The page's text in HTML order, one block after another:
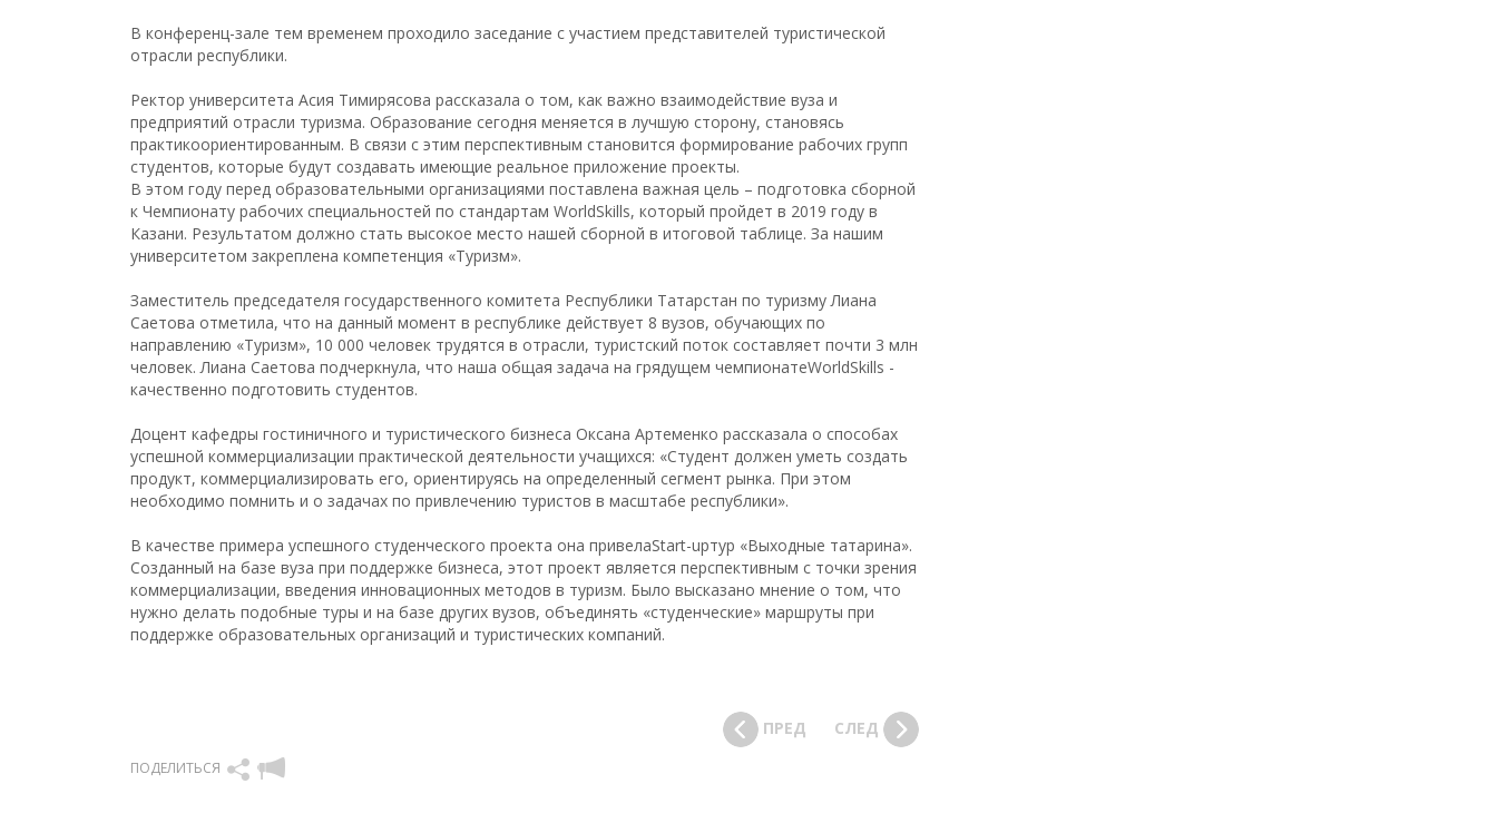
В конференц-зале тем временем проходило заседание с участием представителей туристической
отрасли республики.
Ректор университета Асия Тимирясова рассказала о том, как важно взаимодействие вуза и
предприятий отрасли туризма. Образование сегодня меняется в лучшую сторону, становясь
практикоориентированным. В связи с этим перспективным становится формирование рабочих групп
студентов, которые будут создавать имеющие реальное приложение проекты.
В этом году перед образовательными организациями поставлена важная цель – подготовка сборной
к Чемпионату рабочих специальностей по стандартам WorldSkills, который пройдет в 2019 году в
Казани. Результатом должно стать высокое место нашей сборной в итоговой таблице. За нашим
университетом закреплена компетенция «Туризм».
Заместитель председателя государственного комитета Республики Татарстан по туризму Лиана
Саетова отметила, что на данный момент в республике действует 8 вузов, обучающих по
направлению «Туризм», 10 000 человек трудятся в отрасли, туристский поток составляет почти 3 млн
человек. Лиана Саетова подчеркнула, что наша общая задача на грядущем чемпионатеWorldSkills -
качественно подготовить студентов.
Доцент кафедры гостиничного и туристического бизнеса Оксана Артеменко рассказала о способах
успешной коммерциализации практической деятельности учащихся: «Студент должен уметь создать
продукт, коммерциализировать его, ориентируясь на определенный сегмент рынка. При этом
необходимо помнить и о задачах по привлечению туристов в масштабе республики».
В качестве примера успешного студенческого проекта она привелаStart-upтур «Выходные татарина».
Созданный на базе вуза при поддержке бизнеса, этот проект является перспективным с точки зрения
коммерциализации, введения инновационных методов в туризм. Было высказано мнение о том, что
нужно делать подобные туры и на базе других вузов, объединять «студенческие» маршруты при
поддержке образовательных организаций и туристических компаний.
ПОДЕЛИТЬСЯ
ПРЕД СЛЕД